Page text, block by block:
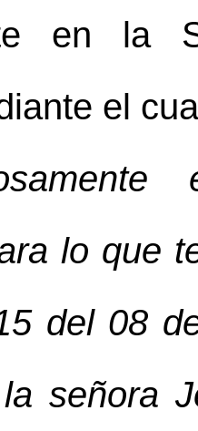
en la
el
lo que
del 08
señora